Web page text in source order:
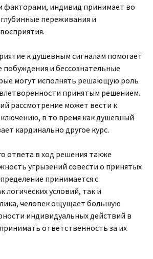
индивид принимает во
переживания и
к душевным сигналам помогает
побуждения и бессознательные
могут исполнять решающую роль
принятым решением.
рассмотрение может вести к
в то время как душевный
кардинально другое курс.
ответа в ход решения также
угрызений совести о принятых
принимается с
логических условий, так и
человек ощущает большую
индивидуальных действий в
ответственность за их